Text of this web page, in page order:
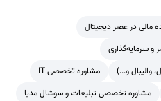
مالی در عصر دیجیتال
و سرمایه‌گذاری
والیبال و...)
مشاوره تخصصی IT
مشاوره تخصصی تبلیغات و سوشال مدیا